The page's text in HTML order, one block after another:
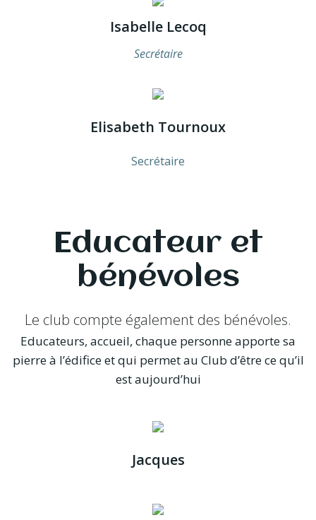
Isabelle Lecoq
Secrétaire
Elisabeth Tournoux
Secrétaire
Educateur et
bénévoles
Le club compte également des bénévoles.
Educateurs, accueil, chaque personne apporte sa
pierre à l’édifice et qui permet au Club d’être ce qu’il
est aujourd’hui
Jacques